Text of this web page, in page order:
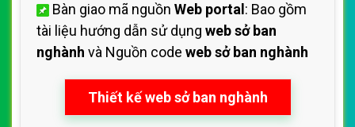
Bàn giao mã nguồn Web portal : Bao gồm
tài liệu hướng dẫn sử dụng web sở ban
nghành và Nguồn code web sở ban nghành
Thiết kế web sở ban nghành